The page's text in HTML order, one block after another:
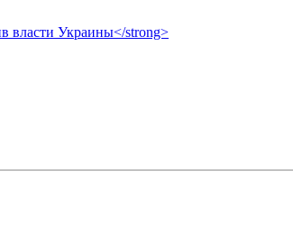
власти Украины</strong>